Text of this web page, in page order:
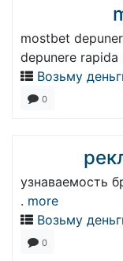
mostbet
depunere rapida
Возьму
0
узнаваемость
. more
Возьму
0